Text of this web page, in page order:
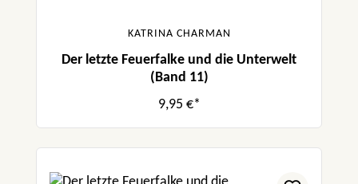
KATRINA CHARMAN
Der letzte Feuerfalke und die Unterwelt
(Band 11)
9,95 €*